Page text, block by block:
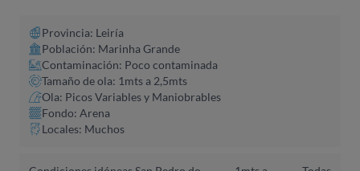
Provincia: Leiría
Población: Marinha Grande
Contaminación: Poco contaminada
Tamaño de ola: 1mts a 2,5mts
Ola: Picos Variables y Maniobrables
Fondo: Arena
Locales: Muchos